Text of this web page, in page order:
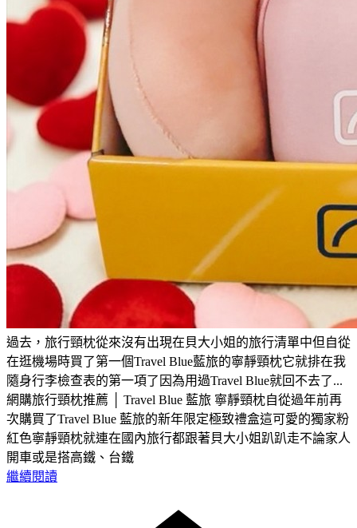
過去，旅行頸枕從來沒有出現在貝大小姐的旅行清單中但自從
在逛機場時買了第一個Travel Blue藍旅的寧靜頸枕它就排在我
隨身行李檢查表的第一項了因為用過Travel Blue就回不去了...
網購旅行頸枕推薦 │ Travel Blue 藍旅 寧靜頸枕自從過年前再
次購買了Travel Blue 藍旅的新年限定極致禮盒這可愛的獨家粉
紅色寧靜頸枕就連在國內旅行都跟著貝大小姐趴趴走不論家人
開車或是搭高鐵、台鐵
繼續閱讀